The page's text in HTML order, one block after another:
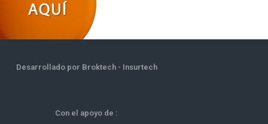
Desarrollado por Broktech - Insurtech
Con el apoyo de :